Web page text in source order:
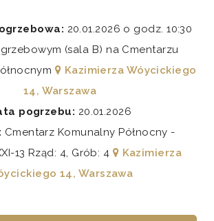
20.01.2026 o godz. 10:30
(sala B) na Cmentarzu
Kazimierza Wóycickiego
14, Warszawa
pogrzebu: 20.01.2026
Cmentarz Komunalny Północny -
13 Rząd: 4, Grób: 4
Kazimierza
14, Warszawa